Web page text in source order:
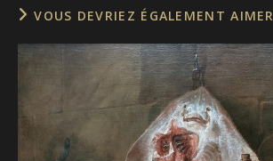
VOUS DEVRIEZ ÉGALEMENT AIMER